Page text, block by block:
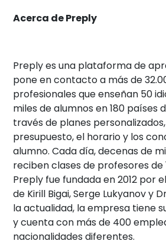
Acerca de Preply
Preply es una plataforma de
pone en contacto a más de
profesionales que enseñan 50
miles de alumnos en 180 países
través de planes
presupuesto, el horario y los
alumno. Cada día, decenas de
reciben clases de profesores de
Preply fue fundada en 2012 por
de Kirill Bigai, Serge Lukyanov y
la actualidad, la empresa tiene
y cuenta con más de 400
nacionalidades diferentes.